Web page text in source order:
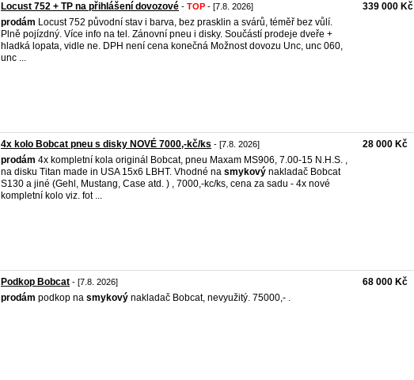
Locust 752 + TP na přihlášení dovozové - TOP - [7.8. 2026]
prodám Locust 752 původní stav i barva, bez prasklin a svárů, téměř bez vůlí.
Plně pojízdný. Více info na tel. Zánovní pneu i disky. Součástí prodeje dveře +
hladká lopata, vidle ne. DPH není cena konečná Možnost dovozu Unc, unc 060,
unc ...
339 000 Kč
4x kolo Bobcat pneu s disky NOVÉ 7000,-kč/ks - [7.8. 2026]
prodám 4x kompletní kola originál Bobcat, pneu Maxam MS906, 7.00-15 N.H.S. ,
na disku Titan made in USA 15x6 LBHT. Vhodné na smykový nakladač Bobcat
S130 a jiné (Gehl, Mustang, Case atd. ) , 7000,-kc/ks, cena za sadu - 4x nové
kompletní kolo viz. fot ...
28 000 Kč
Podkop Bobcat - [7.8. 2026]
prodám podkop na smykový nakladač Bobcat, nevyužitý. 75000,- .
68 000 Kč